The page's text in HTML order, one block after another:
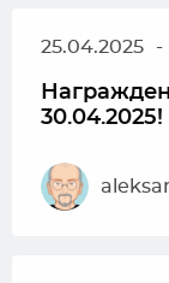
25.04.2025 -
30.04.2025!